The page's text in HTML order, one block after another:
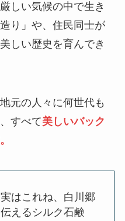
しい気候の中で生き
り」や、住民同士が
しい歴史を育んでき
元の人々に何世代も
すべて美しいバック
実はこれね、白川郷
えるシルク石鹸